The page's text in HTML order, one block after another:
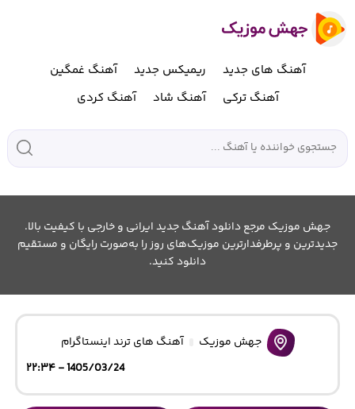
آهنگ های جدید ریمیکس جدید
آهنگ غمگین
آهنگ ترکی
آهنگ شاد آهنگ کردی
جهش موزیک مرجع دانلود آهنگ جدید ایرانی و خارجی با کیفیت بالا.
جدیدترین و پرطرفدارترین موزیک‌های روز را به‌صورت رایگان و مستقیم
دانلود کنید.
جهش موزیک
آهنگ های ترند اینستاگرام
1405/03/24 - ۲۲:۳۴